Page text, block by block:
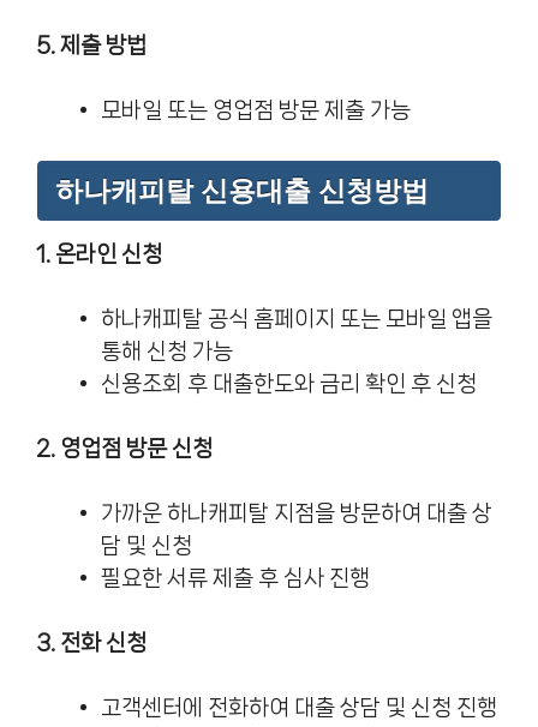
5. 제출 방법
모바일 또는 영업점 방문 제출 가능
하나캐피탈 신용대출 신청방법
1. 온라인 신청
하나캐피탈 공식 홈페이지 또는 모바일 앱을
통해 신청 가능
신용조회 후 대출한도와 금리 확인 후 신청
2. 영업점 방문 신청
가까운 하나캐피탈 지점을 방문하여 대출 상
담 및 신청
필요한 서류 제출 후 심사 진행
3. 전화 신청
고객센터에 전화하여 대출 상담 및 신청 진행